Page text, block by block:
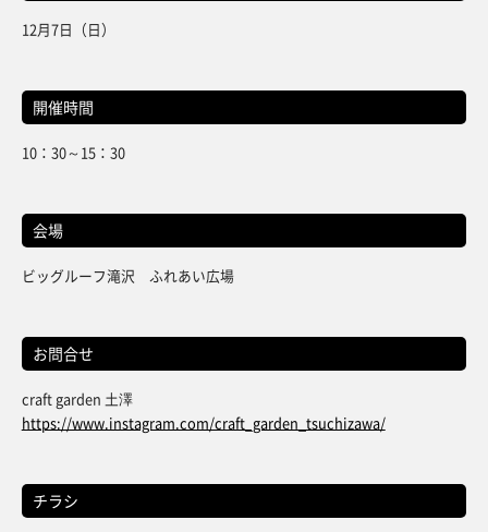
12月7日（日）
開催時間
10：30～15：30
会場
ビッグルーフ滝沢 ふれあい広場
お問合せ
craft garden 土澤
https://www.instagram.com/craft_garden_tsuchizawa/
チラシ